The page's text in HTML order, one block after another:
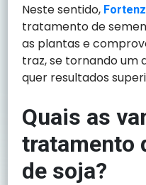
Neste sentido,
tratamento de
as plantas e
traz, se tornando um
quer resultados
Quais as
tratamento
de soja?